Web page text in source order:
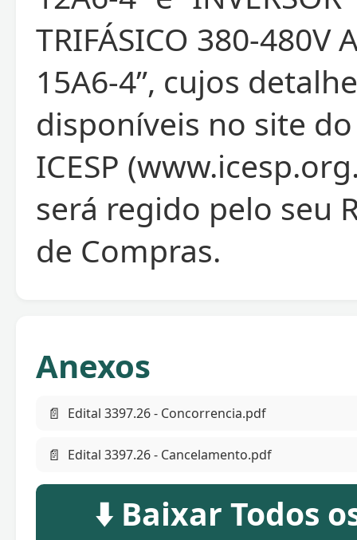
TRIFÁSICO 380-480V
15A6-4”, cujos
disponíveis no site do
ICESP
será regido pelo seu
de Compras.
Anexos
📄 Edital 3397.26 - Concorrencia.pdf
📄 Edital 3397.26 - Cancelamento.pdf
⬇️ Baixar Todos